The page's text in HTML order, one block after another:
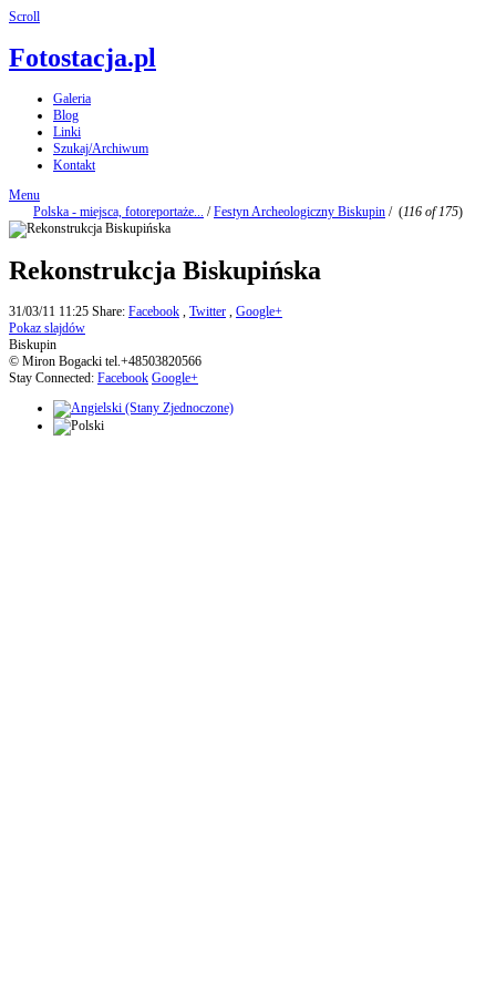
Scroll
Fotostacja.pl
Galeria
Blog
Linki
Szukaj/Archiwum
Kontakt
Menu
Polska - miejsca, fotoreportaże... /Festyn Archeologiczny Biskupin / (116 of 175)
Rekonstrukcja Biskupińska
31/03/11 11:25 Share: Facebook , Twitter , Google+
Pokaz slajdów
Biskupin
© Miron Bogacki tel.+48503820566
Stay Connected: Facebook Google+